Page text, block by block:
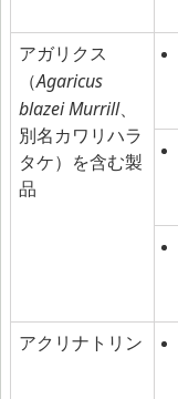
アガリクス
（Agaricus
blazei Murrill、
別名カワリハラ
タケ）を含む製
品
アクリナトリン